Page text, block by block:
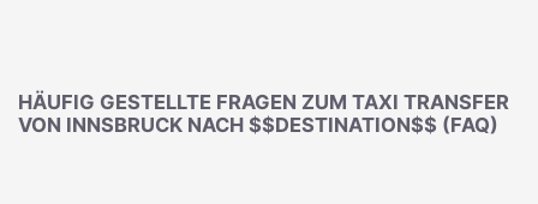
HÄUFIG GESTELLTE FRAGEN ZUM TAXI TRANSFER
VON INNSBRUCK NACH $$DESTINATION$$ (FAQ)